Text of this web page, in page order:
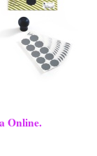
Online.